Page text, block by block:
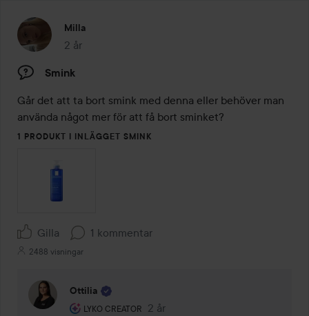
Milla
2 år
Inlägget skapades 2 år
Smink
Går det att ta bort smink med denna eller behöver man
använda något mer för att få bort sminket?
1 PRODUKT I INLÄGGET SMINK
Gilla 1 kommentar
2488 visningar
Ottilia
LYKO CREATOR
Användarens roll: Lyko Creator.
2 år
Kommentaren lades 2 år